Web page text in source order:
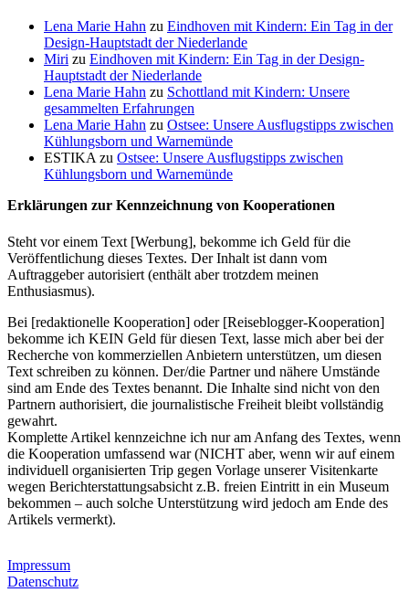
Lena Marie Hahn zu Eindhoven mit Kindern: Ein Tag in der
Design-Hauptstadt der Niederlande
Miri zu Eindhoven mit Kindern: Ein Tag in der Design-
Hauptstadt der Niederlande
Lena Marie Hahn zu Schottland mit Kindern: Unsere
gesammelten Erfahrungen
Lena Marie Hahn zu Ostsee: Unsere Ausflugstipps zwischen
Kühlungsborn und Warnemünde
ESTIKA zu Ostsee: Unsere Ausflugstipps zwischen
Kühlungsborn und Warnemünde
Erklärungen zur Kennzeichnung von Kooperationen
Steht vor einem Text [Werbung], bekomme ich Geld für die
Veröffentlichung dieses Textes. Der Inhalt ist dann vom
Auftraggeber autorisiert (enthält aber trotzdem meinen
Enthusiasmus).
Bei [redaktionelle Kooperation] oder [Reiseblogger-Kooperation]
bekomme ich KEIN Geld für diesen Text, lasse mich aber bei der
Recherche von kommerziellen Anbietern unterstützen, um diesen
Text schreiben zu können. Der/die Partner und nähere Umstände
sind am Ende des Textes benannt. Die Inhalte sind nicht von den
Partnern authorisiert, die journalistische Freiheit bleibt vollständig
gewahrt.
Komplette Artikel kennzeichne ich nur am Anfang des Textes, wenn
die Kooperation umfassend war (NICHT aber, wenn wir auf einem
individuell organisierten Trip gegen Vorlage unserer Visitenkarte
wegen Berichterstattungsabsicht z.B. freien Eintritt in ein Museum
bekommen – auch solche Unterstützung wird jedoch am Ende des
Artikels vermerkt).
Impressum
Datenschutz